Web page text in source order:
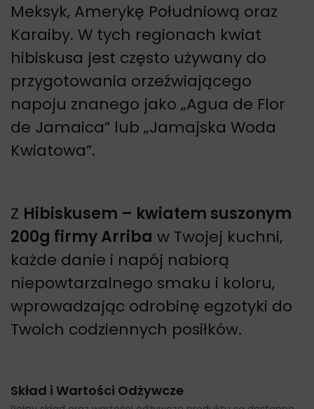
Meksyk, Amerykę Południową oraz
Karaiby. W tych regionach kwiat
hibiskusa jest często używany do
przygotowania orzeźwiającego
napoju znanego jako „Agua de Flor
de Jamaica” lub „Jamajska Woda
Kwiatowa”.
Z Hibiskusem – kwiatem suszonym
200g firmy Arriba w Twojej kuchni,
każde danie i napój nabiorą
niepowtarzalnego smaku i koloru,
wprowadzając odrobinę egzotyki do
Twoich codziennych posiłków.
Skład i Wartości Odżywcze